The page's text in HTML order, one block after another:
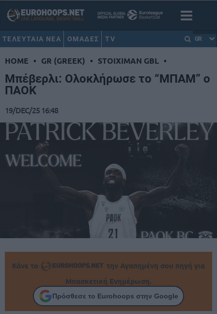
ΤΕΛΕΥΤΑΙΑ ΝΕΑ ΟΜΑΔΕΣ TV GR
HOME • GR (GREEK) • STOIXIMAN GBL •
Μπέβερλι: Ολοκλήρωσε το “ΜΠΑΜ” ο
ΠΑΟΚ
19/DEC/25 16:48
Κάνε το
την Αγαπημένη σου πηγή για
Μπασκετική Ενημέρωση.
Πρόσθεσε το Eurohoops στην Google